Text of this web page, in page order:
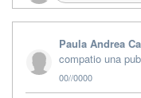
Paula Andrea
compatio una
00//0000